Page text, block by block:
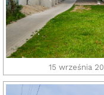
15 września